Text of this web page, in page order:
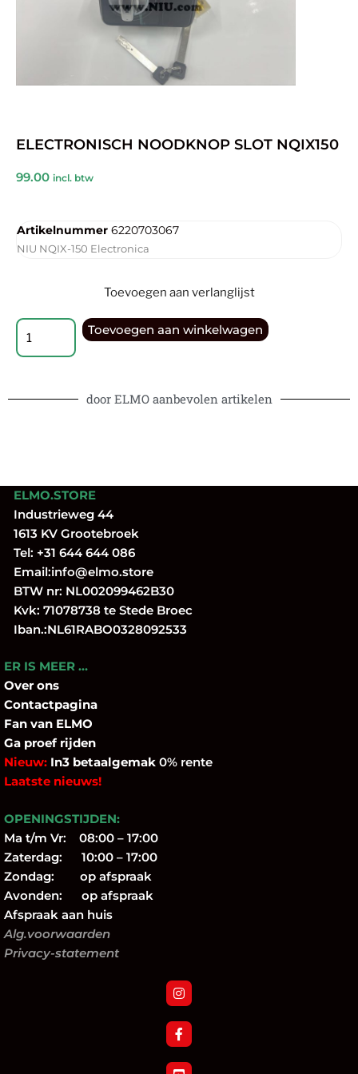
ELECTRONISCH NOODKNOP SLOT NQIX150
99.00 incl. btw
Artikelnummer 6220703067
NIU NQIX-150 Electronica
Toevoegen aan verlanglijst
Toevoegen aan winkelwagen
door ELMO aanbevolen artikelen
ELMO.STORE
Industrieweg 44
1613 KV Grootebroek
Tel: +31 644 644 086
Email:info@elmo.store
BTW nr: NL002099462B30
Kvk: 71078738 te Stede Broec
Iban.:NL61RABO0328092533
ER IS MEER …
Over ons
Contactpagina
Fan van ELMO
Ga proef rijden
Nieuw: In3 betaalgemak 0% rente
Laatste nieuws!
OPENINGSTIJDEN:
Ma t/m Vr: 08:00 – 17:00
Zaterdag: 10:00 – 17:00
Zondag: op afspraak
Avonden: op afspraak
Afspraak aan huis
Alg.voorwaarden
Privacy-statement